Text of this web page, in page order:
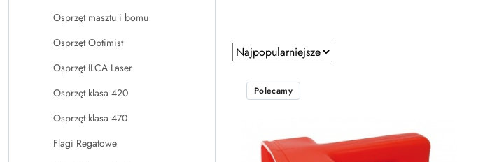
Osprzęt masztu i bomu
Osprzęt Optimist
Osprzęt ILCA Laser
Osprzęt klasa 420
Osprzęt klasa 470
Flagi Regatowe
Zastosowano
sortowanie:
Najpopularniejsze.
Sortuj
według
Polecamy